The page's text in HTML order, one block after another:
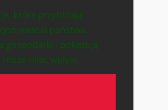
które przybliżają
państwa,
gospodarki i pokazują
mieć wpływ.